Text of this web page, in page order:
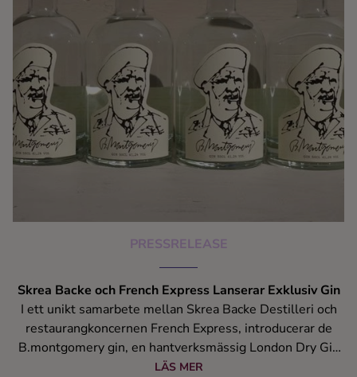
PRESSRELEASE
Skrea Backe och French Express Lanserar Exklusiv Gin
I ett unikt samarbete mellan Skrea Backe Destilleri och
restaurangkoncernen French Express, introducerar de
B.montgomery gin, en hantverksmässig London Dry Gin
skräddarsydd för French Express krogar. Denna nya gin är
LÄS MER